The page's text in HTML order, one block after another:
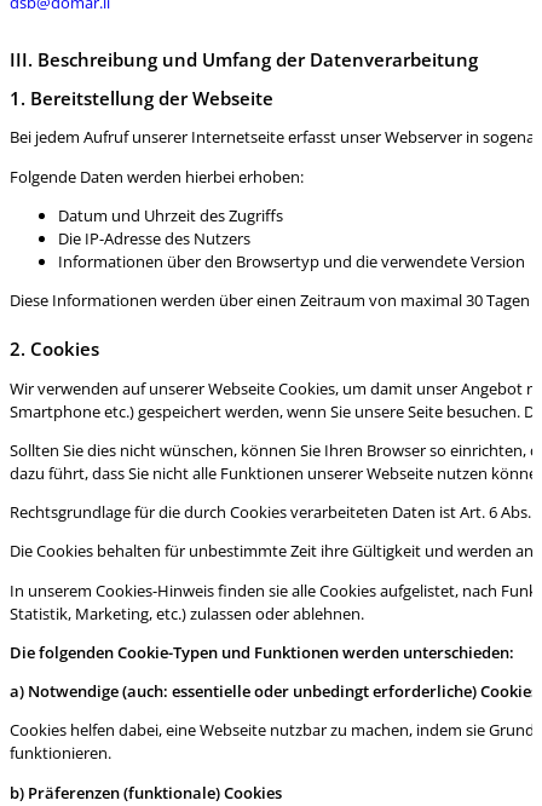
III. Beschreibung und Umfang der Datenverarbeitung
1. Bereitstellung der Webseite
Bei jedem Aufruf unserer Internetseite erfasst unser Webserver in
Folgende Daten werden hierbei erhoben:
Datum und Uhrzeit des Zugriffs
Die IP-Adresse des Nutzers
Informationen über den Browsertyp und die verwendete Version
Diese Informationen werden über einen Zeitraum von maximal 30
2. Cookies
Wir verwenden auf unserer Webseite Cookies, um damit unser Angebot
Smartphone etc.) gespeichert werden, wenn Sie unsere Seite besuchen.
Sollten Sie dies nicht wünschen, können Sie Ihren Browser so einrichten,
dazu führt, dass Sie nicht alle Funktionen unserer Webseite nutzen
Rechtsgrundlage für die durch Cookies verarbeiteten Daten ist Art. 6 Abs.
Die Cookies behalten für unbestimmte Zeit ihre Gültigkeit und werden
In unserem Cookies-Hinweis finden sie alle Cookies aufgelistet, nach
Statistik, Marketing, etc.) zulassen oder ablehnen.
Die folgenden Cookie-Typen und Funktionen werden unterschieden:
a) Notwendige(auch: essentielle oder unbedingt erforderliche) Cookies
Cookies helfen dabei, eine Webseite nutzbar zu machen, indem sie
funktionieren.
b) Präferenzen (funktionale) Cookies